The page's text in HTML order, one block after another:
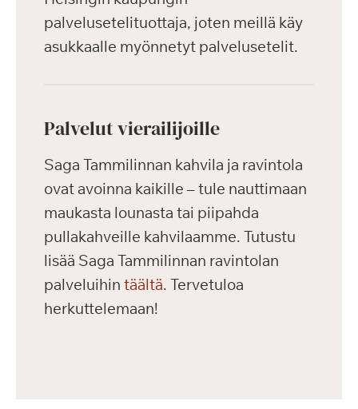
palvelusetelituottaja, joten meillä käy
asukkaalle myönnetyt palvelusetelit.
Palvelut vierailijoille
Saga Tammilinnan kahvila ja ravintola
ovat avoinna kaikille – tule nauttimaan
maukasta lounasta tai piipahda
pullakahveille kahvilaamme. Tutustu
lisää Saga Tammilinnan ravintolan
palveluihin täältä. Tervetuloa
herkuttelemaan!